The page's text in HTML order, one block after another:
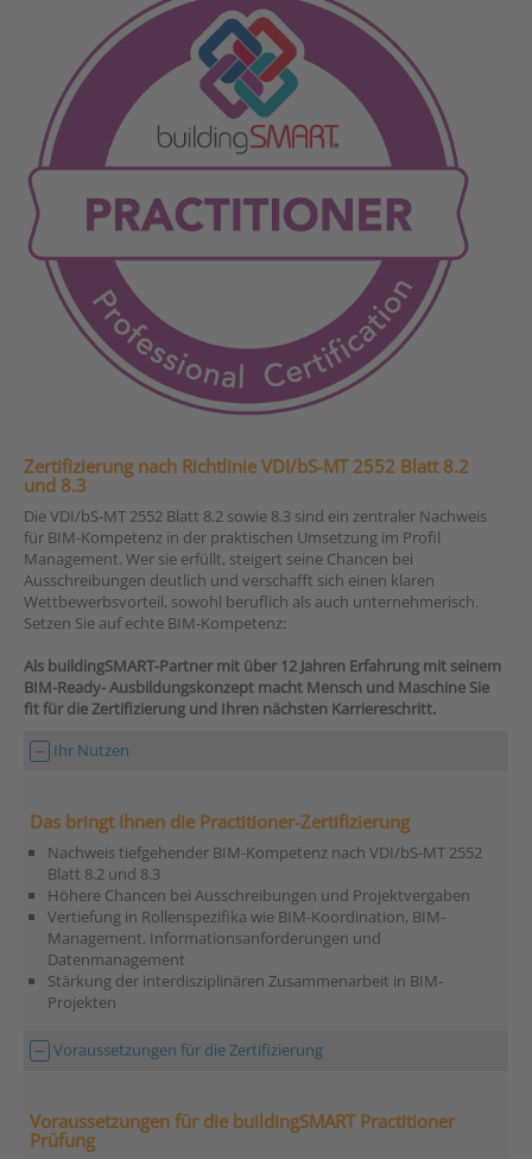
Zertifizierung nach Richtlinie VDI/bS-MT 2552 Blatt 8.2
und 8.3
Die VDI/bS-MT 2552 Blatt 8.2 sowie 8.3 sind ein zentraler Nachweis
für BIM-Kompetenz in der praktischen Umsetzung im Profil
Management. Wer sie erfüllt, steigert seine Chancen bei
Ausschreibungen deutlich und verschafft sich einen klaren
Wettbewerbsvorteil, sowohl beruflich als auch unternehmerisch.
Setzen Sie auf echte BIM-Kompetenz:
Als buildingSMART-Partner mit über 12 Jahren Erfahrung mit seinem
BIM-Ready- Ausbildungskonzept macht Mensch und Maschine Sie
fit für die Zertifizierung und Ihren nächsten Karriereschritt.
Ihr Nutzen
Das bringt Ihnen die Practitioner-Zertifizierung
Nachweis tiefgehender BIM-Kompetenz nach VDI/bS-MT 2552
Blatt 8.2 und 8.3
Höhere Chancen bei Ausschreibungen und Projektvergaben
Vertiefung in Rollenspezifika wie BIM-Koordination, BIM-
Management, Informationsanforderungen und
Datenmanagement
Stärkung der interdisziplinären Zusammenarbeit in BIM-
Projekten
Voraussetzungen für die Zertifizierung
Voraussetzungen für die buildingSMART Practitioner
Prüfung